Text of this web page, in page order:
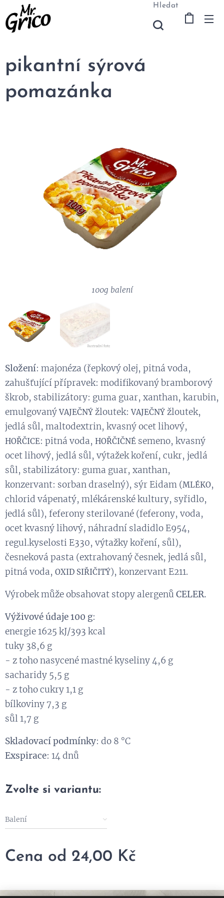
Hledat
pikantní sýrová
pomazánka
100g balení
1kg balení
Složení: majonéza (řepkový olej, pitná voda,
zahušťující přípravek: modifikovaný bramborový
škrob, stabilizátory: guma guar, xanthan, karubin,
emulgovanýVAJEČNÝ žloutek:VAJEČNÝ žloutek,
jedlá sůl, maltodextrin, kvasný ocet lihový,
HOŘČICE: pitná voda, HOŘČIČNÉ semeno, kvasný
ocet lihový, jedlá sůl, výtažek koření, cukr, jedlá
sůl, stabilizátory: guma guar, xanthan,
konzervant: sorban draselný), sýr Eidam (MLÉKO,
chlorid vápenatý, mlékárenské kultury, syřidlo,
jedlá sůl), feferony sterilované (feferony, voda,
ocet kvasný lihový, náhradní sladidlo E954,
regul.kyselosti E330, výtažky koření, sůl),
česneková pasta (extrahovaný česnek, jedlá sůl,
pitná voda, OXID SIŘIČITÝ), konzervant E211.
Výrobek může obsahovat stopy alergenů CELER.
Výživové údaje 100 g:
energie 1625 kJ/393 kcal
tuky 38,6 g
- z toho nasycené mastné kyseliny 4,6 g
sacharidy 5,5 g
- z toho cukry 1,1 g
bílkoviny 7,3 g
sůl 1,7 g
Skladovací podmínky: do 8 °C
Exspirace: 14 dnů
Zvolte si variantu:
Balení
Cena od 24,00 Kč